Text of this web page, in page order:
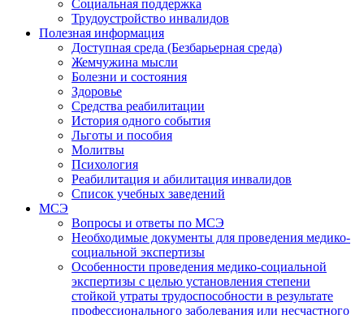
Социальная поддержка
Трудоустройство инвалидов
Полезная информация
Доступная среда (Безбарьерная среда)
Жемчужина мысли
Болезни и состояния
Здоровье
Средства реабилитации
История одного события
Льготы и пособия
Молитвы
Психология
Реабилитация и абилитация инвалидов
Список учебных заведений
МСЭ
Вопросы и ответы по МСЭ
Необходимые документы для проведения медико-
социальной экспертизы
Особенности проведения медико-социальной
экспертизы с целью установления степени
стойкой утраты трудоспособности в результате
профессионального заболевания или несчастного